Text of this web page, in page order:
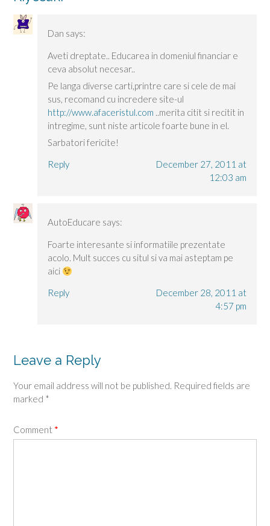
Dan says:
Aveti dreptate.. Educarea in domeniul financiar e
ceva absolut necesar..
Pe langa diverse carti,printre care si cele de mai
sus, recomand cu incredere site-ul
http://www.afaceristul.com ..merita citit si recitit in
intregime, sunt niste articole foarte bune in el.
Sarbatori fericite!
Reply
December 27, 2011 at
12:03 am
AutoEducare says:
Foarte interesante si informatiile prezentate
acolo. Mult succes cu situl si va mai asteptam pe
aici
Reply
December 28, 2011 at
4:57 pm
Leave a Reply
Your email address will not be published. Required fields are
marked *
Comment *